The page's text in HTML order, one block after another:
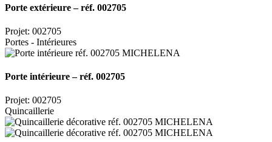
Porte extérieure – réf. 002705
Projet: 002705
Portes - Intérieures
Porte intérieure – réf. 002705
Projet: 002705
Quincaillerie